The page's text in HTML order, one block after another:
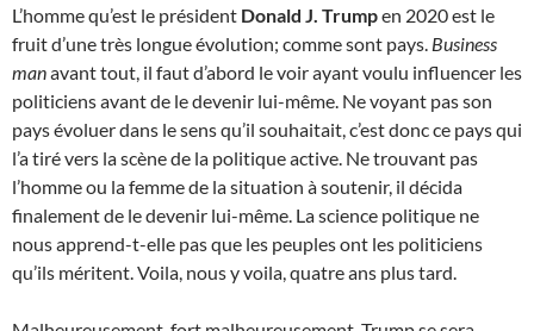
L’homme qu’est le président Donald J. Trumpen 2020 est le
fruit d’une très longue évolution; comme sont pays. Business
manavant tout, il faut d’abord le voir ayant voulu influencer les
politiciens avant de le devenir lui-même. Ne voyant pas son
pays évoluer dans le sens qu’il souhaitait, c’est donc ce pays qui
l’a tiré vers la scène de la politique active. Ne trouvant pas
l’homme ou la femme de la situation à soutenir, il décida
finalement de le devenir lui-même. La science politique ne
nous apprend-t-elle pas que les peuples ont les politiciens
qu’ils méritent. Voila, nous y voila, quatre ans plus tard.